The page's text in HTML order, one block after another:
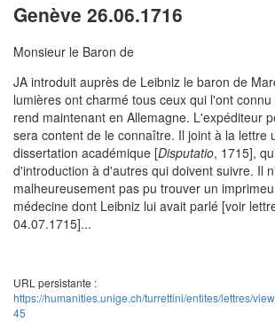
Genève 26.06.1716
Monsieur le Baron de
JA introduit auprès de Leibniz le baron de
lumières ont charmé tous ceux qui l'ont
rend maintenant en Allemagne. L'expéditeur
sera content de le connaître. Il joint à la lettre
dissertation académique [Disputatio, 1715],
d'introduction à d'autres qui doivent suivre. Il
malheureusement pas pu trouver un
médecine dont Leibniz lui avait parlé [voir
04.07.1715]...
URL persistante :
https://humanities.unige.ch/turrettini/entites/lettres/
45